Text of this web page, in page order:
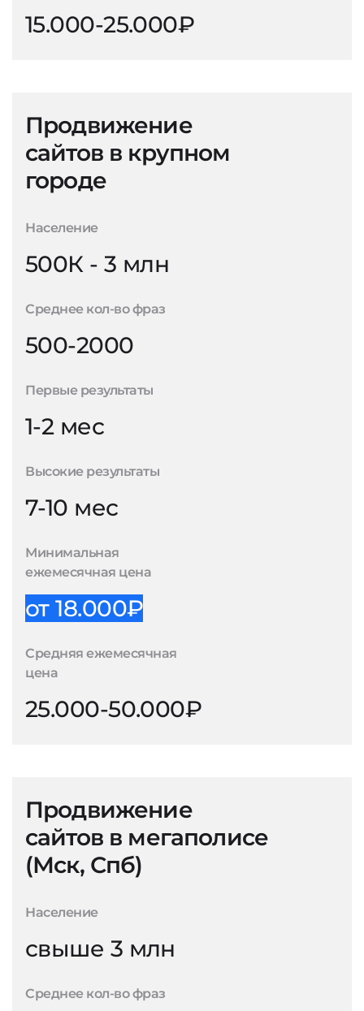
15.000-25.000₽
Продвижение
сайтов в крупном
городе
Население
500К - 3 млн
Среднее кол-во фраз
500-2000
Первые результаты
1-2 мес
Высокие результаты
7-10 мес
Минимальная
ежемесячная цена
от 18.000₽
Средняя ежемесячная
цена
25.000-50.000₽
Продвижение
сайтов в мегаполисе
(Мск, Спб)
Население
свыше 3 млн
Среднее кол-во фраз